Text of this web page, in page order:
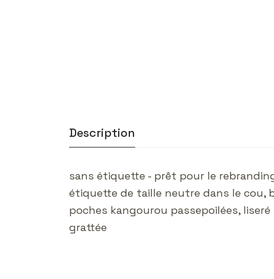
Description
sans étiquette - prêt pour le
étiquette de taille neutre dans le cou,
poches kangourou passepoilées,
grattée